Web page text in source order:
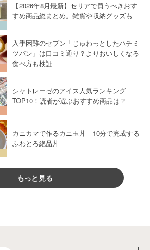
【2026年8月最新】セリアで買うべきおす
すめ商品総まとめ。雑貨や収納グッズも
入手困難のセブン「じゅわっとしたハチミ
ツパン」は口コミ通り？よりおいしくなる
食べ方も検証
シャトレーゼのアイス人気ランキング
TOP10！読者が選ぶおすすめ商品は？
カニカマで作るカニ玉丼｜10分で完成する
ふわとろ絶品丼
もっと見る